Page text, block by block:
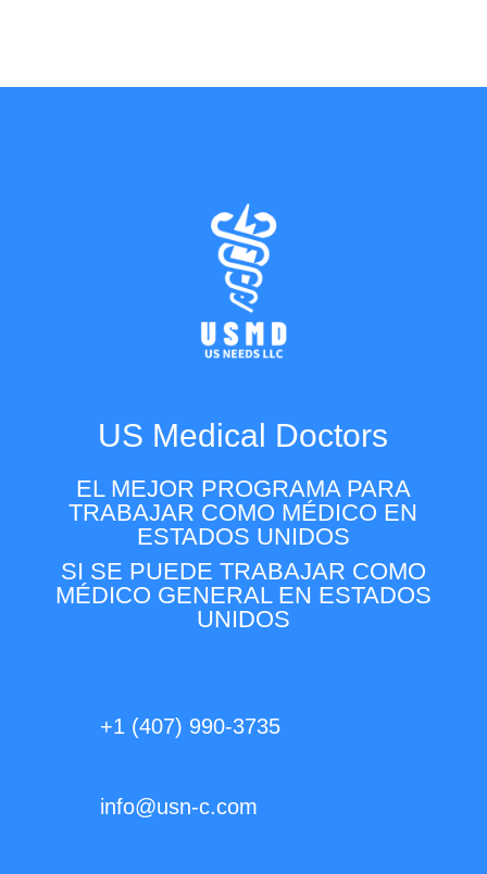
US Medical Doctors
EL MEJOR PROGRAMA PARA
TRABAJAR COMO MÉDICO EN
ESTADOS UNIDOS
SI SE PUEDE TRABAJAR COMO
MÉDICO GENERAL EN ESTADOS
UNIDOS
+1 (407) 990-3735
info@usn-c.com